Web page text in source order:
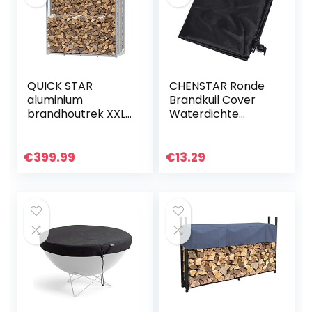
QUICK STAR
aluminium
brandhoutrek XXL
brandhoutopslag
€399.99
CHENSTAR Ronde
Brandkuil Cover
Waterdichte
Cover Tuin Patio
€13.29